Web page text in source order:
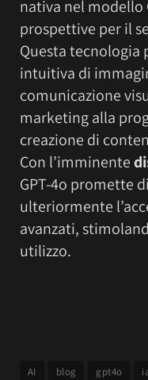
nativa nel modello
prospettive per il
Questa tecnologia
intuitiva di
comunicazione
marketing alla
creazione di
Con l’imminente
GPT-4o promette
ulteriormente
avanzati,
utilizzo.
AI blog gpt4o